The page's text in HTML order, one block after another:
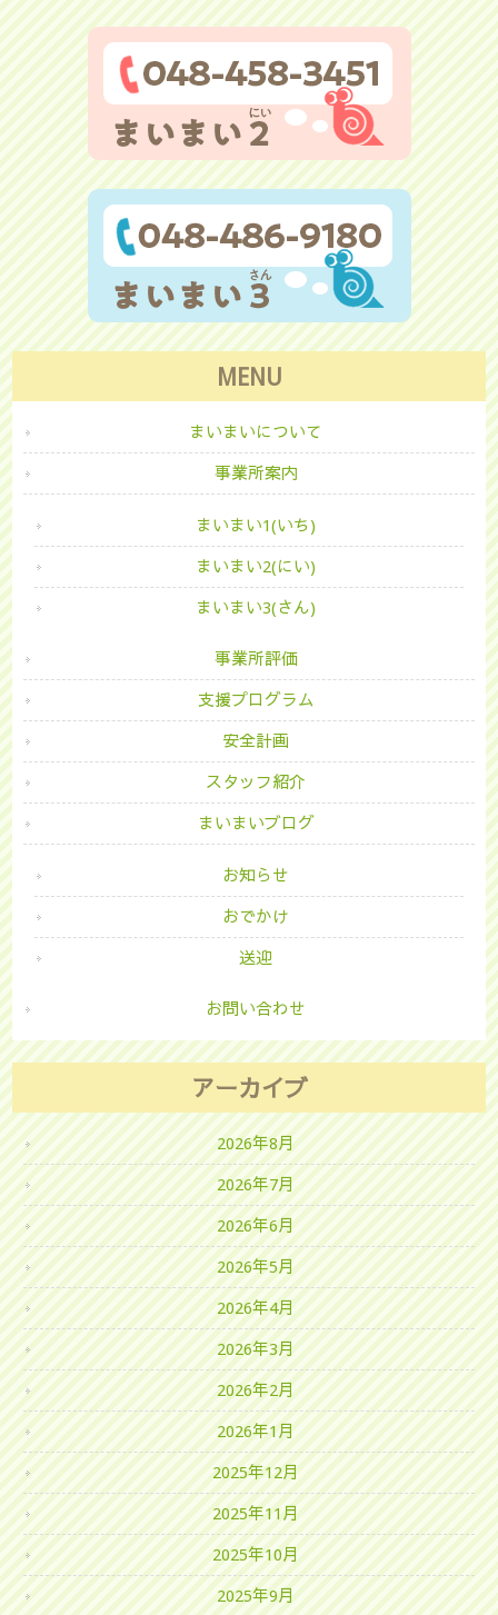
MENU
まいまいについて
事業所案内
まいまい1(いち)
まいまい2(にい)
まいまい3(さん)
事業所評価
支援プログラム
安全計画
スタッフ紹介
まいまいブログ
お知らせ
おでかけ
送迎
お問い合わせ
アーカイブ
2026年8月
2026年7月
2026年6月
2026年5月
2026年4月
2026年3月
2026年2月
2026年1月
2025年12月
2025年11月
2025年10月
2025年9月